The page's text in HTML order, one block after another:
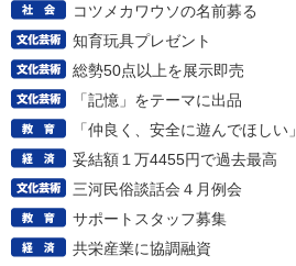
コツメカワウソの名前募る
知育玩具プレゼント
総勢50点以上を展示即売
「記憶」をテーマに出品
「仲良く、安全に遊んでほしい」
妥結額１万4455円で過去最高
三河民俗談話会４月例会
サポートスタッフ募集
共栄産業に協調融資